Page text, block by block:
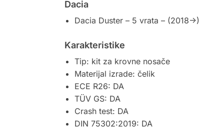
Dacia
Dacia Duster – 5 vrata – (2018->)
Karakteristike
Tip: kit za krovne nosače
Materijal izrade: čelik
ECE R26: DA
TÜV GS: DA
Crash test: DA
DIN 75302:2019: DA